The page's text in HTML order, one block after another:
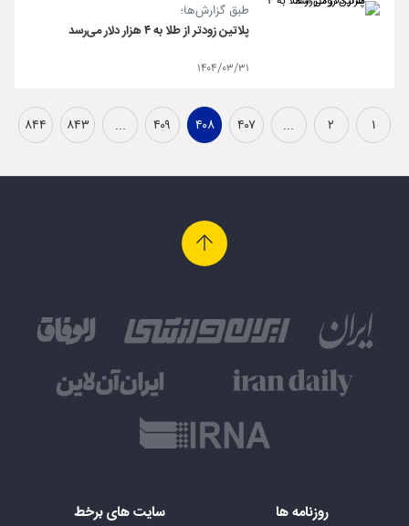
طبق گزارش‌ها؛
پلاتین زودتر از طلا به ۴ هزار دلار می‌رسد
۱۴۰۴/۰۳/۳۱
۱ ۲ ... ۴۰۷ ۴۰۸ ۴۰۹ ... ۸۴۳ ۸۴۴
روزنامه ها سایت های برخط